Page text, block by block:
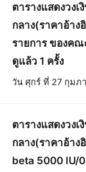
ตารางแสดงวง
กลาง(ราคาอ้า
รายการ ของค
ดูแล้ว 1 ครั้ง
วัน ศุกร์ ที่ 27 กุมภ
ตารางแสดงวง
กลาง(ราคาอ้า
beta 5000 IU/